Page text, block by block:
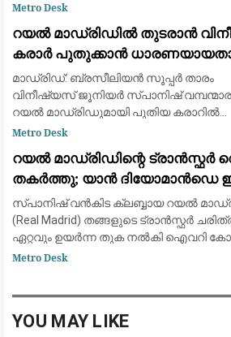
പുരോഗമിക്കുന്നു.
Metro Desk
റയൽ മാഡ്രിഡിൽ തുടരാൻ
കരാർ പുതുക്കാൻ
ഫാബ്രിസിയോ റൊമാനോയും ദ
മാഡ്രിഡ്: ബ്രസീലിയൻ സൂപ്പർ താരം
വിനീഷ്യസ് ജൂനിയർ സ്പാനിഷ്
റയൽ മാഡ്രിഡുമായി പുതിയ കരാറിൽ
ഒപ്പുവെക്കാൻ ഒരുങ്ങുന്നു. പ്രമുഖ
റൊമാനോയും 'ദ അത്‌ലറ്റികു'മാണ
Metro Desk
റയൽ മാഡ്രിഡിന്റെ ട്രാൻസ്ഫർ
തകർത്തു; യാൻ ദിയോമാൻഡെ
ബെർണബ്യൂവിൽ
സ്പാനിഷ് വൻകിട ക്ലബ്ബായ റയൽ
(Real Madrid) തങ്ങളുടെ ട്രാൻസ്ഫർ
ഏറ്റവും ഉയർന്ന തുക നൽകി ഐവറി
ഫോർവേഡ് യാൻ ദിയോമാൻഡെയെ (Yan
Metro Desk
YOU MAY LIKE